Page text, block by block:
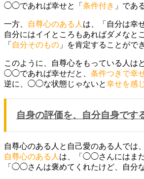
◯◯であれば幸せと「 条件付き 」であ
一方、 自尊心のある人 は、「自分は幸
自分にはイイところもあればダメなと
「 自分そのもの 」を肯定することがで
このように、自尊心をもっている人は
◯◯であれば幸せだと、 条件つきで幸
逆に、◯◯な状態じゃないと幸せを感
自身の評価を、自分自身です
自尊心のある人と自己愛のある人では、
自尊心のある人 は、「◯◯さんにはまだ
「◯◯さんは褒めてくれたけど、自分